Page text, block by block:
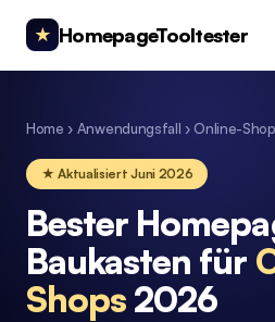
★ HomepageTooltester
Home › Anwendungsfall › Online-
★ Aktualisiert Juni 2026
Bester
Baukasten für
Shops 2026